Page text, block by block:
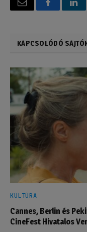
Email Facebook
KAPCSOLÓDÓ
KULTÚRA
Cannes, Berlin és
CineFest Hivatalos